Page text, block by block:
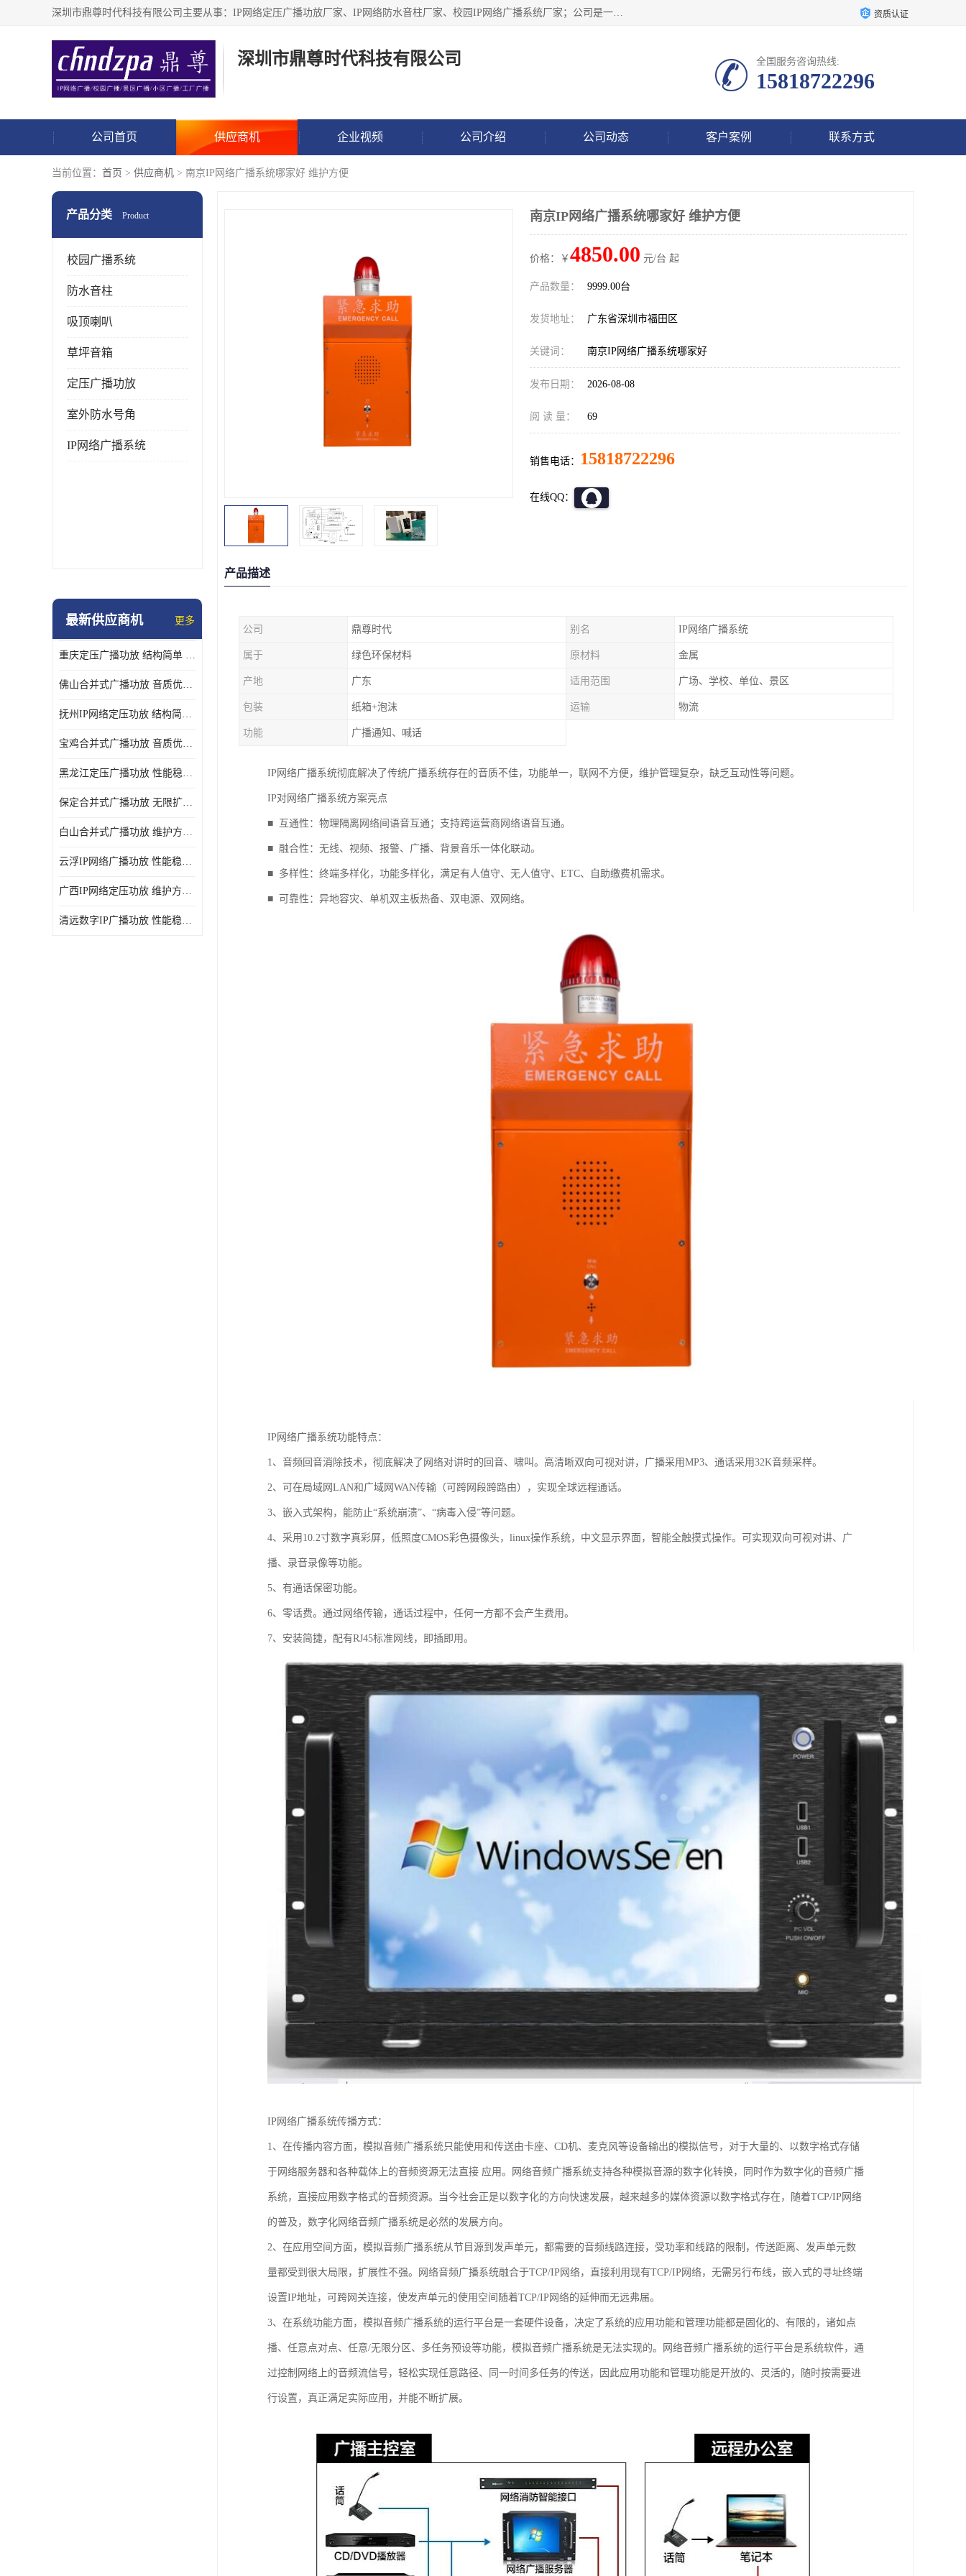
深圳市鼎尊时代科技有限公司主要从事：IP网络定压广播功放厂家、IP网络防水音柱厂家、校园IP网络广播系统厂家；公司是一家集研发、生产、销售公共广播器材于一体的现代电子科技企业。公司成立多年来，本着“自主研发技术、开拓稳定的产品”的宗旨，集多年的行业经验，引航广播行业的迅猛发展，使产品能够适应时代技术发展的需要。 资质认证
深圳市鼎尊时代科技有限公司 全国服务咨询热线:
15818722296
公司首页 供应商机 企业视频 公司介绍 公司动态 客户案例 联系方式
当前位置： 首页 > 供应商机 > 南京IP网络广播系统哪家好 维护方便
产品分类 Product
校园广播系统
防水音柱
吸顶喇叭
草坪音箱
定压广播功放
室外防水号角
IP网络广播系统
最新供应商机 更多
重庆定压广播功放 结构简单 传输距离远
佛山合并式广播功放 音质优美清晰 输出电压大 电流小
抚州IP网络定压功放 结构简单 多应用于公共场合
宝鸡合并式广播功放 音质优美清晰 维护方便
黑龙江定压广播功放 性能稳定 无限扩容
保定合并式广播功放 无限扩容 设计结构简单
白山合并式广播功放 维护方便 多应用于公共场合
云浮IP网络广播功放 性能稳定 设计结构简单
广西IP网络定压功放 维护方便 多应用于公共场合
清远数字IP广播功放 性能稳定 传输距离远
南京IP网络广播系统哪家好 维护方便
价格：￥ 4850.00 元/台 起
产品数量： 9999.00台
发货地址： 广东省深圳市福田区
关键词： 南京IP网络广播系统哪家好
发布日期： 2026-08-08
阅 读 量： 69
销售电话： 15818722296
在线QQ：
产品描述
公司 鼎尊时代 别名 IP网络广播系统
属于 绿色环保材料 原材料 金属
产地 广东 适用范围 广场、学校、单位、景区
包装 纸箱+泡沫 运输 物流
功能 广播通知、喊话
IP网络广播系统彻底解决了传统广播系统存在的音质不佳，功能单一，联网不方便，维护管理复杂，缺乏互动性等问题。
IP对网络广播系统方案亮点
■ 互通性：物理隔离网络间语音互通；支持跨运营商网络语音互通。
■ 融合性：无线、视频、报警、广播、背景音乐一体化联动。
■ 多样性：终端多样化，功能多样化，满足有人值守、无人值守、ETC、自助缴费机需求。
■ 可靠性：异地容灾、单机双主板热备、双电源、双网络。
IP网络广播系统功能特点：
1、音频回音消除技术，彻底解决了网络对讲时的回音、啸叫。高清晰双向可视对讲，广播采用MP3、通话采用32K音频采样。
2、可在局域网LAN和广域网WAN传输（可跨网段跨路由），实现全球远程通话。
3、嵌入式架构，能防止“系统崩溃”、“病毒入侵”等问题。
4、采用10.2寸数字真彩屏，低照度CMOS彩色摄像头，linux操作系统，中文显示界面，智能全触摸式操作。可实现双向可视对讲、广
播、录音录像等功能。
5、有通话保密功能。
6、零话费。通过网络传输，通话过程中，任何一方都不会产生费用。
7、安装简捷，配有RJ45标准网线，即插即用。
IP网络广播系统传播方式：
1、在传播内容方面，模拟音频广播系统只能使用和传送由卡座、CD机、麦克风等设备输出的模拟信号，对于大量的、以数字格式存储
于网络服务器和各种载体上的音频资源无法直接 应用。网络音频广播系统支持各种模拟音源的数字化转换，同时作为数字化的音频广播
系统，直接应用数字格式的音频资源。当今社会正是以数字化的方向快速发展，越来越多的媒体资源以数字格式存在，随着TCP/IP网络
的普及，数字化网络音频广播系统是必然的发展方向。
2、在应用空间方面，模拟音频广播系统从节目源到发声单元，都需要的音频线路连接，受功率和线路的限制，传送距离、发声单元数
量都受到很大局限，扩展性不强。网络音频广播系统融合于TCP/IP网络，直接利用现有TCP/IP网络，无需另行布线，嵌入式的寻址终端
设置IP地址，可跨网关连接，使发声单元的使用空间随着TCP/IP网络的延伸而无远弗届。
3、在系统功能方面，模拟音频广播系统的运行平台是一套硬件设备，决定了系统的应用功能和管理功能都是固化的、有限的，诸如点
播、任意点对点、任意/无限分区、多任务预设等功能，模拟音频广播系统是无法实现的。网络音频广播系统的运行平台是系统软件，通
过控制网络上的音频流信号，轻松实现任意路径、同一时间多任务的传送，因此应用功能和管理功能是开放的、灵活的，随时按需要进
行设置，真正满足实际应用，并能不断扩展。